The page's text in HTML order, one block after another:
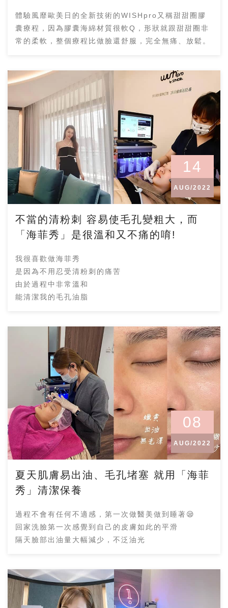
體驗風靡歐美日的全新技術的WISHpro又稱甜甜圈膠
囊療程，因為膠囊海綿材質很軟Q，形狀就跟甜甜圈非
常的柔軟，整個療程比做臉還舒服，完全無痛、放鬆。
14
AUG/2022
不當的清粉刺 容易使毛孔變粗大，而
「海菲秀」是很溫和又不痛的唷!
我很喜歡做海菲秀
是因為不用忍受清粉刺的痛苦
由於過程中非常溫和
能清潔我的毛孔油脂
08
AUG/2022
夏天肌膚易出油、毛孔堵塞 就用「海菲
秀」清潔保養
過程不會有任何不適感，第一次做醫美做到睡著😪
回家洗臉第一次感覺到自己的皮膚如此的平滑
隔天臉部出油量大幅減少，不泛油光